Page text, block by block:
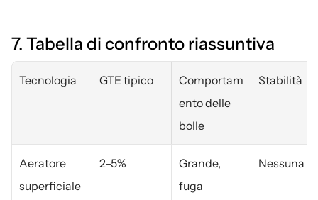
7. Tabella di confronto riassuntiva
Tecnologia GTE tipico
Comportam
ento delle
bolle
Stabilità
Aeratore
superficiale
2–5%
Grande,
fuga
Nessuna